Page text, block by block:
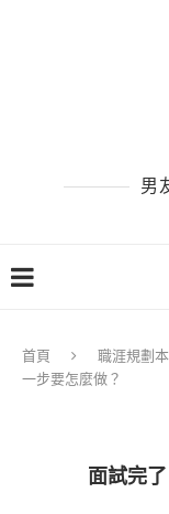
男
首頁 職涯規劃本
一步要怎麼做？
面試完